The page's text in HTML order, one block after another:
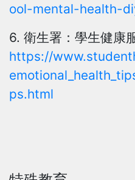
ool-mental-health-
6. 衛生署：學生健康
https://
ps.html